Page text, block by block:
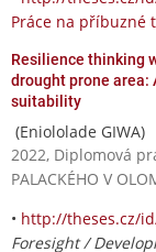
Práce na příbuzné
Resilience thinking
drought prone area:
suitability
(Eniololade GIWA)
2022, Diplomová
PALACKÉHO V
• http://theses.cz/
Foresight /